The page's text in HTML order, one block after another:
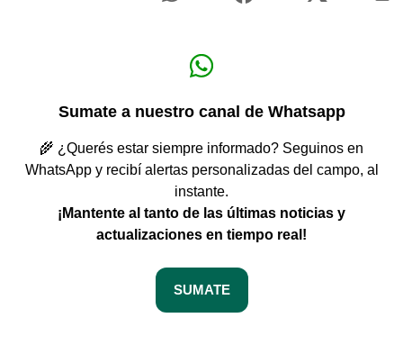
Sumate a nuestro canal de Whatsapp
🌾 ¿Querés estar siempre informado? Seguinos en
WhatsApp y recibí alertas personalizadas del campo, al
instante.
¡Mantente al tanto de las últimas noticias y
actualizaciones en tiempo real!
SUMATE